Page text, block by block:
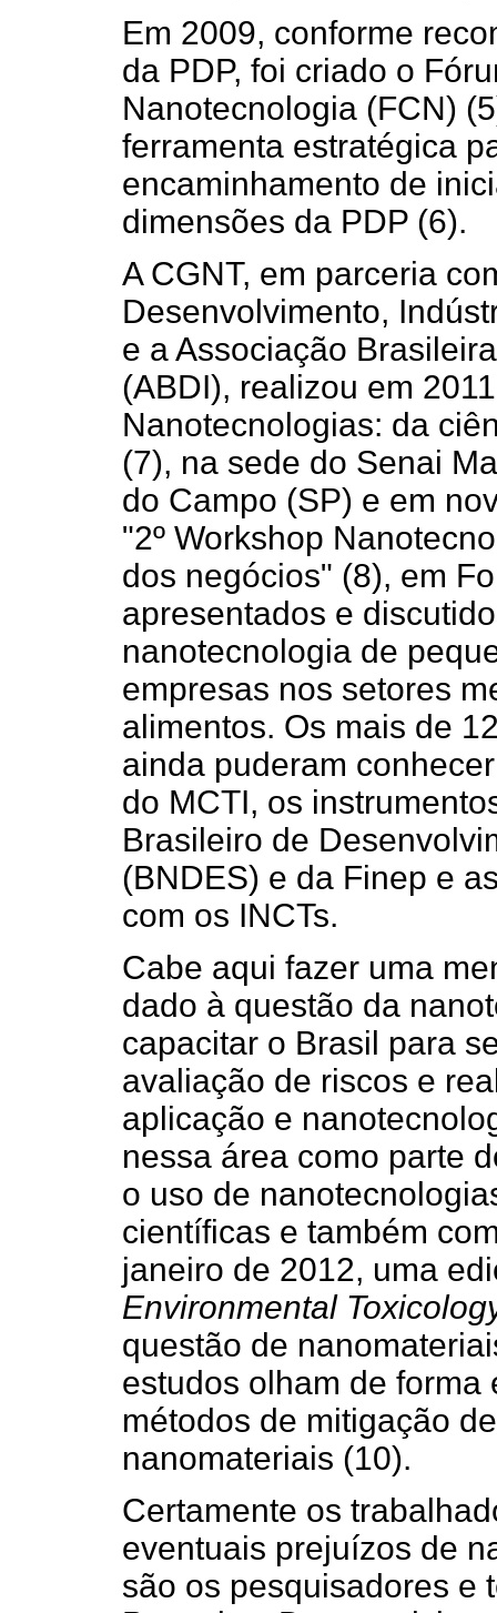
Em 2009, conforme
da PDP, foi criado o
Nanotecnologia (FCN)
ferramenta estratégica
encaminhamento de
dimensões da PDP (6).
A CGNT, em parceria
Desenvolvimento,
e a Associação
(ABDI), realizou em
Nanotecnologias: da
(7), na sede do Senai
do Campo (SP) e em
"2º Workshop
dos negócios" (8), em
apresentados e
nanotecnologia de
empresas nos setores
alimentos. Os mais de
ainda puderam
do MCTI, os
Brasileiro de
(BNDES) e da Finep e
com os INCTs.
Cabe aqui fazer uma
dado à questão da
capacitar o Brasil para
avaliação de riscos e
aplicação e
nessa área como parte
o uso de
científicas e também
janeiro de 2012, uma
Environmental
questão de
estudos olham de
métodos de mitigação
nanomateriais (10).
Certamente os
eventuais prejuízos de
são os pesquisadores e